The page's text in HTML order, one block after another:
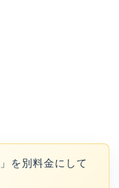
を別料金にして